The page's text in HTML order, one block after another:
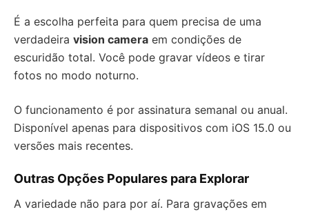
É a escolha perfeita para quem precisa de uma
verdadeira vision camera em condições de
escuridão total. Você pode gravar vídeos e tirar
fotos no modo noturno.
O funcionamento é por assinatura semanal ou anual.
Disponível apenas para dispositivos com iOS 15.0 ou
versões mais recentes.
Outras Opções Populares para Explorar
A variedade não para por aí. Para gravações em